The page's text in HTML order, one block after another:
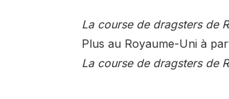
La course de dragsters de
Plus au Royaume-Uni à
La course de dragsters de